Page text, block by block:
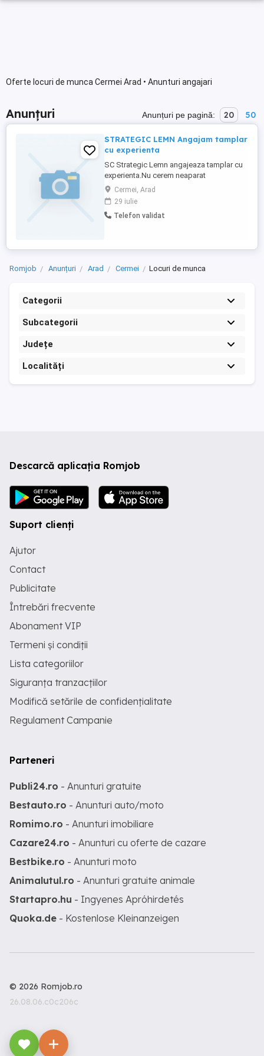
Oferte locuri de munca Cermei Arad • Anunturi angajari
Anunțuri Anunțuri pe pagină: 20 50
STRATEGIC LEMN Angajam tamplar
cu experienta
SC Strategic Lemn angajeaza tamplar cu
experienta.Nu cerem neaparat
calificare.Punctul de lucru este in
loc.CERMEI jud.ARAD. Persoana de
contact Ivan Sorin tel.
Cermei, Arad
29 iulie
Telefon validat
Romjob Anunțuri Arad Cermei Locuri de munca
Categorii
Subcategorii
Județe
Localități
Descarcă aplicația Romjob
Suport clienți
Ajutor
Contact
Publicitate
Întrebări frecvente
Abonament VIP
Termeni și condiții
Lista categoriilor
Siguranța tranzacțiilor
Modifică setările de confidențialitate
Regulament Campanie
Parteneri
Publi24.ro - Anunturi gratuite
Bestauto.ro - Anunturi auto/moto
Romimo.ro - Anunturi imobiliare
Cazare24.ro - Anunturi cu oferte de cazare
Bestbike.ro - Anunturi moto
Animalutul.ro - Anunturi gratuite animale
Startapro.hu - Ingyenes Apróhirdetés
Quoka.de - Kostenlose Kleinanzeigen
© 2026 Romjob.ro
26.08.06.c0c206c